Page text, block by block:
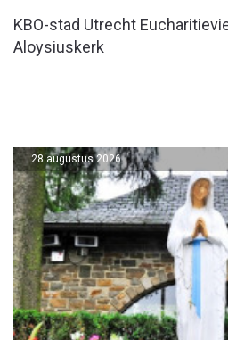
KBO-stad Utrecht
Aloysiuskerk
28 augustus 2026